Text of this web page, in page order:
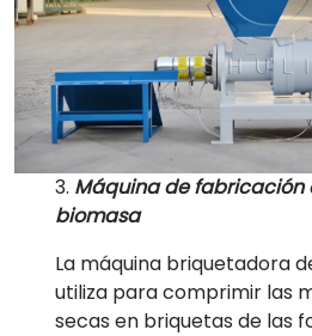
3. Máquina de fabricación
biomasa
La máquina briquetadora
utiliza para comprimir las
secas en briquetas de las